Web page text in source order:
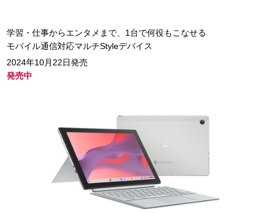
学習・仕事からエンタメまで、1台で何役もこなせる
モバイル通信対応マルチStyleデバイス
2024年10月22日発売
発売中